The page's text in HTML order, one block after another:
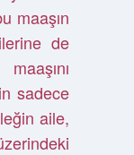
maaşın
de
sadece
aile,